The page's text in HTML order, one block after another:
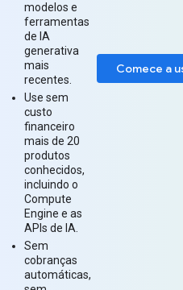
Comece a
modelos e
ferramentas
de IA
generativa
mais
recentes.
Use sem
custo
financeiro
mais de 20
produtos
conhecidos,
incluindo o
Compute
Engine e as
APIs de IA.
Sem
cobranças
automáticas,